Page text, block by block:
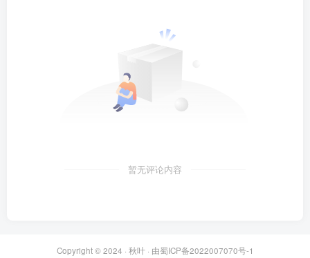
暂无评论内容
Copyright © 2024 · 秋叶· 由蜀ICP备2022007070号-1